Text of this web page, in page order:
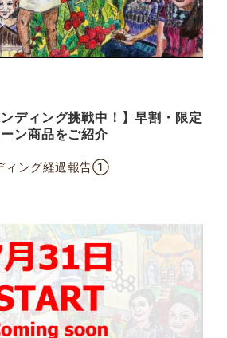
ンディング挑戦中！】早割・限定
ン商品をご紹介
ィング経過報告①